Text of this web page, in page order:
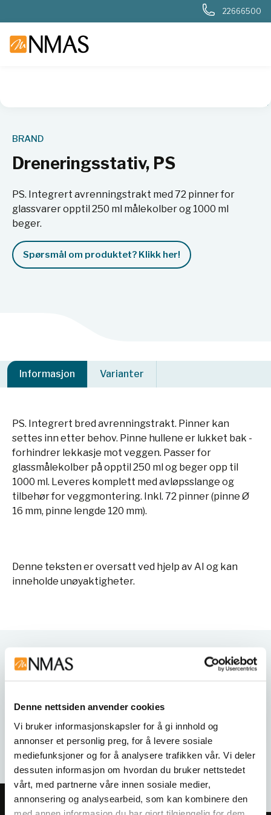
Denne nettsiden anvender cookies
Vi bruker informasjonskapsler for å gi innhold og
annonser et personlig preg, for å levere sosiale
mediefunksjoner og for å analysere trafikken vår. Vi deler
dessuten informasjon om hvordan du bruker nettstedet
vårt, med partnerne våre innen sosiale medier,
annonsering og analysearbeid, som kan kombinere den
med annen informasjon du har gjort tilgjengelig for dem,
22666500
BRAND
Dreneringsstativ, PS
PS. Integrert avrenningstrakt med 72 pinner for
glassvarer opptil 250 ml målekolber og 1000 ml
beger.
Spørsmål om produktet? Klikk her!
Informasjon Varianter
PS. Integrert bred avrenningstrakt. Pinner kan
settes inn etter behov. Pinne hullene er lukket bak -
forhindrer lekkasje mot veggen. Passer for
glassmålekolber på opptil 250 ml og beger opp til
1000 ml. Leveres komplett med avløpsslange og
tilbehør for veggmontering. Inkl. 72 pinner (pinne Ø
16 mm, pinne lengde 120 mm).
Denne teksten er oversatt ved hjelp av AI og kan
inneholde unøyaktigheter.
Varianter